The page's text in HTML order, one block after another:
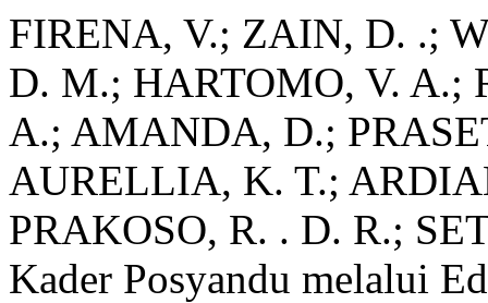
FIRENA, V.; ZAIN, D. .;
D. M.; HARTOMO, V. A.;
A.; AMANDA, D.;
AURELLIA, K. T.;
PRAKOSO, R. . D. R.;
Kader Posyandu melalui